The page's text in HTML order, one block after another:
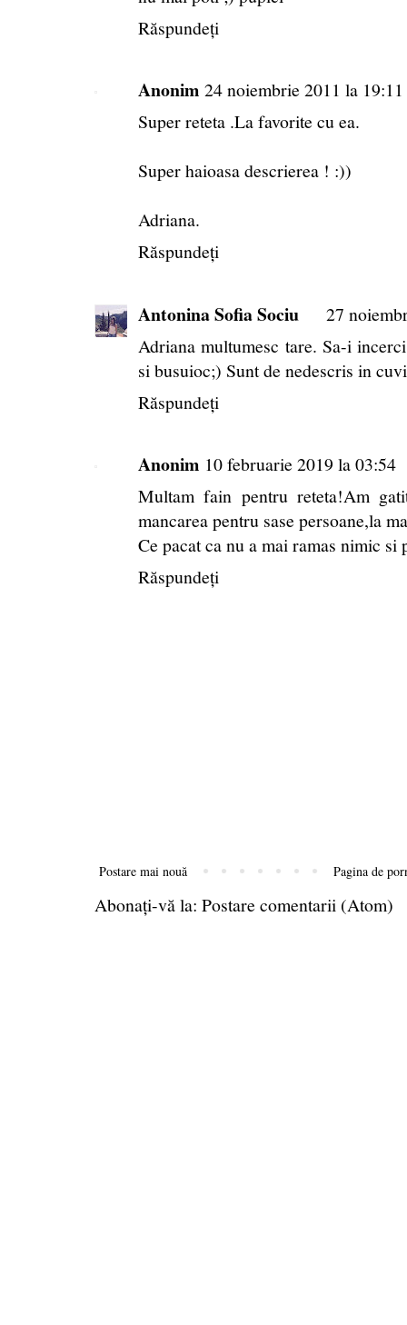
Răspundeți
Anonim 24 noiembrie 2011 la 19:11
Super reteta .La favorite cu ea.
Super haioasa descrierea ! :))
Adriana.
Răspundeți
Antonina Sofia Sociu
27
Adriana multumesc tare. Sa-i
si busuioc;) Sunt de nedescris in
Răspundeți
Anonim 10 februarie 2019 la 03:54
Multam fain pentru reteta!Am
mancarea pentru sase persoane,la
Ce pacat ca nu a mai ramas nimic si
Răspundeți
Postare mai nouă Pagina de
Abonați-vă la: Postare comentarii (Atom)